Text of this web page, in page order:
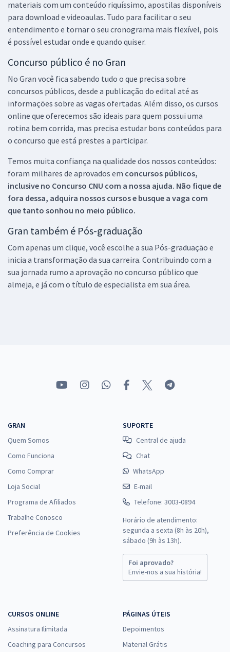
materiais com um conteúdo riquíssimo, apostilas disponíveis
para download e videoaulas. Tudo para facilitar o seu
entendimento e tornar o seu cronograma mais flexível, pois
é possível estudar onde e quando quiser.
Concurso público é no Gran
No Gran você fica sabendo tudo o que precisa sobre
concursos públicos, desde a publicação do edital até as
informações sobre as vagas ofertadas. Além disso, os cursos
online que oferecemos são ideais para quem possui uma
rotina bem corrida, mas precisa estudar bons conteúdos para
o concurso que está prestes a participar.
Temos muita confiança na qualidade dos nossos conteúdos:
foram milhares de aprovados em concursos públicos,
inclusive no Concurso CNU com a nossa ajuda. Não fique de
fora dessa, adquira nossos cursos e busque a vaga com
que tanto sonhou no meio público.
Gran também é Pós-graduação
Com apenas um clique, você escolhe a sua Pós-graduação e
inicia a transformação da sua carreira. Contribuindo com a
sua jornada rumo a aprovação no concurso público que
almeja, e já com o título de especialista em sua área.
GRAN
Quem Somos
Como Funciona
Como Comprar
Loja Social
Programa de Afiliados
Trabalhe Conosco
Preferência de Cookies
SUPORTE
Central de ajuda
Chat
WhatsApp
E-mail
Telefone: 3003-0894
Horário de atendimento:
segunda a sexta (8h às 20h),
sábado (9h às 13h).
Foi aprovado?
Envie-nos a sua história!
CURSOS ONLINE
Assinatura Ilimitada
Coaching para Concursos
PÁGINAS ÚTEIS
Depoimentos
Material Grátis